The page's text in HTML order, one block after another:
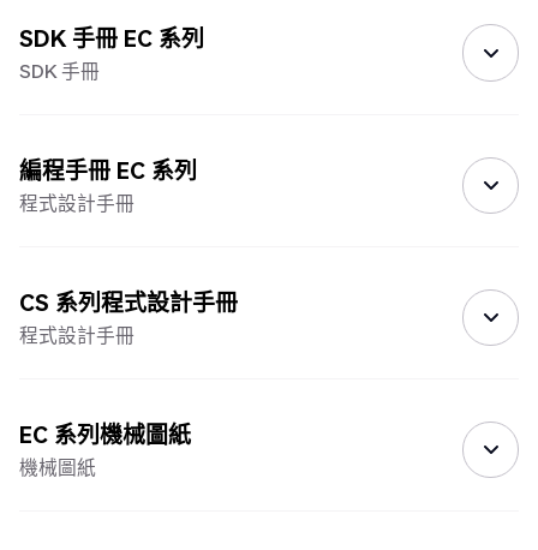
SDK 手冊 EC 系列
SDK 手冊
編程手冊 EC 系列
程式設計手冊
CS 系列程式設計手冊
程式設計手冊
EC 系列機械圖紙
機械圖紙